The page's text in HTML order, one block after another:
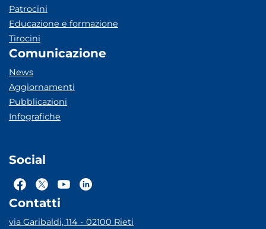
Patrocini
Educazione e formazione
Tirocini
Comunicazione
News
Aggiornamenti
Pubblicazioni
Infografiche
Social
Contatti
via Garibaldi, 114 - 02100 Rieti